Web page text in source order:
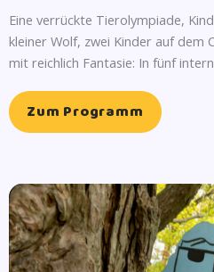
Eine verrückte Tierolympiade,
kleiner Wolf, zwei Kinder auf dem
mit reichlich Fantasie: In fünf
Zum Programm